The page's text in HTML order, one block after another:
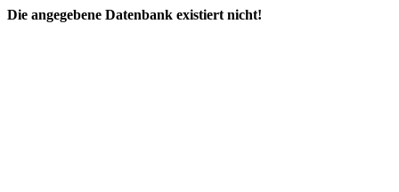
Die angegebene Datenbank existiert nicht!